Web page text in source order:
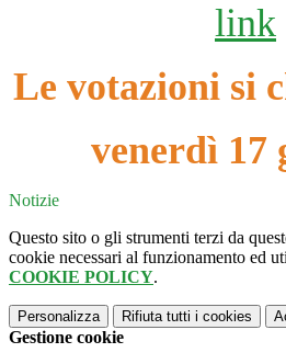
link
Le votazioni si
venerdì 17
Notizie
Questo sito o gli strumenti terzi da
cookie necessari al funzionamento ed
COOKIE POLICY.
Personalizza Rifiuta tutti i cookies
Gestione cookie